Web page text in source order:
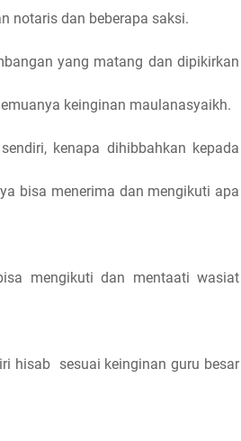
notaris dan beberapa saksi.
yang matang dan dipikirkan
keinginan maulanasyaikh.
kenapa dihibbahkan kepada
bisa menerima dan mengikuti apa
mengikuti dan mentaati wasiat
hisab sesuai keinginan guru besar